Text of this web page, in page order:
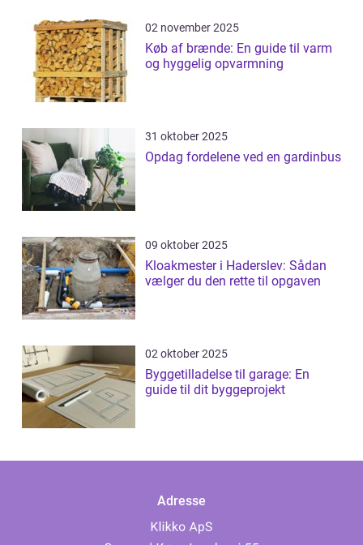
02 november 2025
Køb af brænde: En guide til varm
og hyggelig opvarmning
31 oktober 2025
Opdag fordelene ved en gardinbus
09 oktober 2025
Kloakmester i Haderslev: Sådan
vælger du den rette til opgaven
02 oktober 2025
Byggetilladelse til garage: En
guide til dit byggeprojekt
Adresse